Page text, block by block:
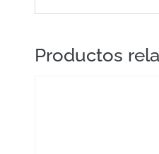
Productos